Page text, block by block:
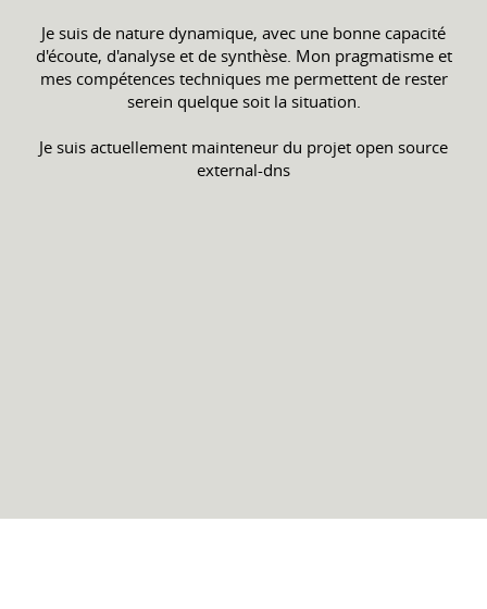
Je suis de nature dynamique, avec une bonne capacité
d'écoute, d'analyse et de synthèse. Mon pragmatisme et
mes compétences techniques me permettent de rester
serein quelque soit la situation.
Je suis actuellement mainteneur du projet open source
external-dns